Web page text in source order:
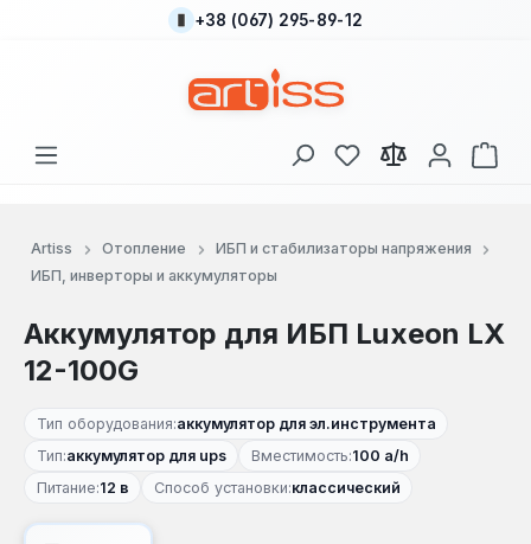
Перейти к основному содержанию
+38 (067) 295-89-12
У вас есть товары
В
Artiss Отопление
ИБП и стабилизаторы напряжения
ИБП, инверторы и аккумуляторы
Аккумулятор для ИБП Luxeon LX
12-100G
Тип оборудования:аккумулятор для эл.инструмента
Тип:аккумулятор для ups Вместимость:100 a/h
Питание:12 в Способ установки:классический